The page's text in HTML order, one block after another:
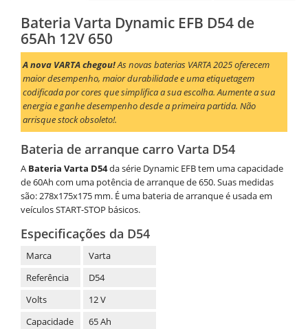
Bateria Varta Dynamic EFB D54 de
65Ah 12V 650
A nova VARTA chegou!As novas baterias VARTA 2025 oferecem
maior desempenho, maior durabilidade e uma etiquetagem
codificada por cores que simplifica a sua escolha. Aumente a sua
energia e ganhe desempenho desde a primeira partida. Não
arrisque stock obsoleto!.
Bateria de arranque carro Varta D54
A Bateria Varta D54da série Dynamic EFB tem uma capacidade
de 60Ah com uma potência de arranque de 650. Suas medidas
são: 278x175x175 mm. É uma bateria de arranque é usada em
veículos START-STOP básicos.
Especificações da D54
Marca
Varta
Referência
D54
Volts
12 V
Capacidade
65 Ah